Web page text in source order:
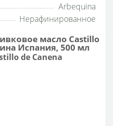
Arbequina
Нерафинированное
масло Castillo
Испания, 500 мл
de Canena